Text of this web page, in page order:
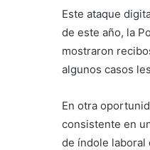
Este ataque
de este año, la
mostraron
algunos casos
En otra
consistente en
de índole laboral